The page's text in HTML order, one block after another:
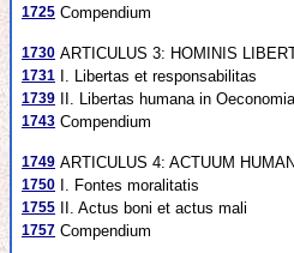
1725 Compendium
1730 ARTICULUS 3: HOMINIS
1731 I. Libertas et responsabilitas
1739 II. Libertas humana in
1743 Compendium
1749 ARTICULUS 4: ACTUUM
1750 I. Fontes moralitatis
1755 II. Actus boni et actus mali
1757 Compendium